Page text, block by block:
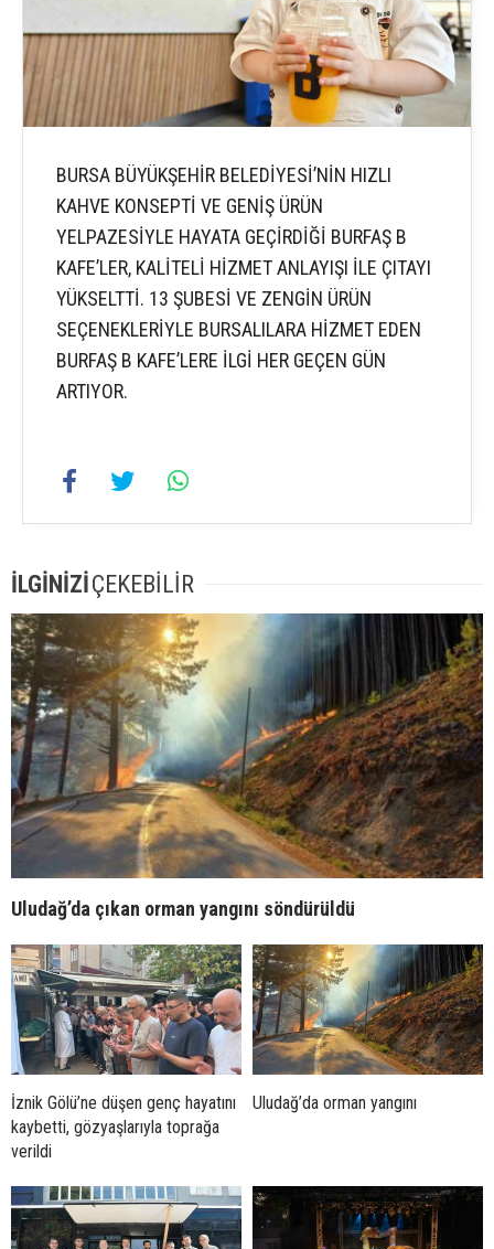
BURSA BÜYÜKŞEHİR BELEDİYESİ’NİN HIZLI
KAHVE KONSEPTİ VE GENİŞ ÜRÜN
YELPAZESİYLE HAYATA GEÇİRDİĞİ BURFAŞ B
KAFE’LER, KALİTELİ HİZMET ANLAYIŞI İLE ÇITAYI
YÜKSELTTİ. 13 ŞUBESİ VE ZENGİN ÜRÜN
SEÇENEKLERİYLE BURSALILARA HİZMET EDEN
BURFAŞ B KAFE’LERE İLGİ HER GEÇEN GÜN
ARTIYOR.
İLGİNİZİÇEKEBİLİR
Uludağ’da çıkan orman yangını söndürüldü
İznik Gölü’ne düşen genç hayatını
kaybetti, gözyaşlarıyla toprağa
verildi
Uludağ’da orman yangını